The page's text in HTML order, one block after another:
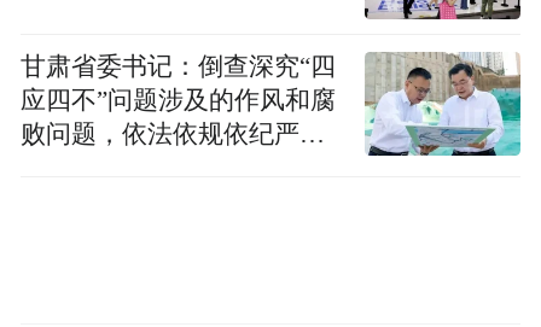
甘肃省委书记：倒查深究“四
应四不”问题涉及的作风和腐
败问题，依法依规依纪严肃